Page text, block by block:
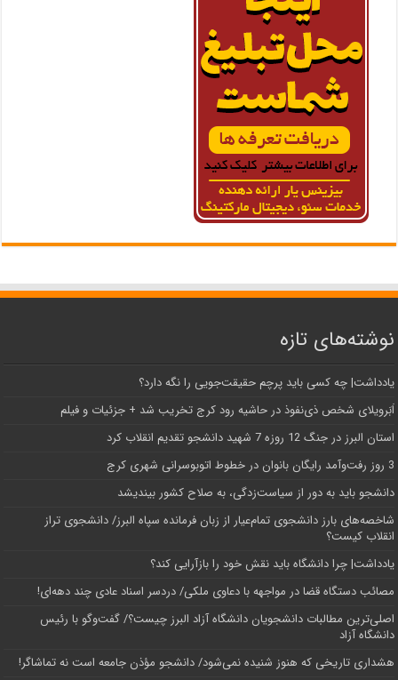
نوشته‌های تازه
یادداشت| ‌چه کسی باید پرچم حقیقت‌جویی را نگه دارد؟
اَبَر‌ویلای شخص ذی‌نفوذ در حاشیه‌ رود کرج تخریب شد + جزئیات و فیلم
استان البرز در جنگ 12 روزه 7 شهید دانشجو تقدیم انقلاب کرد
3 روز رفت‌وآمد رایگان بانوان در خطوط اتوبوسرانی شهری کرج
دانشجو باید به دور از سیاست‌زدگی، به صلاح کشور بیندیشد
شاخصه‌های بارز دانشجوی تمام‌عیار از زبان فرمانده سپاه البرز/ دانشجوی تراز
انقلاب کیست؟
یادداشت| چرا دانشگاه باید نقش خود را بازآرایی کند؟
مصائب دستگاه قضا در مواجهه با دعاوی ملکی/ دردسر اسناد عادی چند‌ دهه‌ای!
اصلی‌ترین مطالبات دانشجویان دانشگاه آزاد البرز چیست؟/ گفت‌وگو با رئیس
دانشگاه آز‌اد
هشداری تاریخی که هنوز شنیده نمی‌شود/ دانشجو مؤذن جامعه است نه تماشاگر!